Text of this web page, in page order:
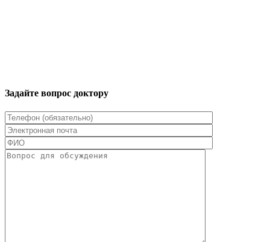
Задайте вопрос доктору